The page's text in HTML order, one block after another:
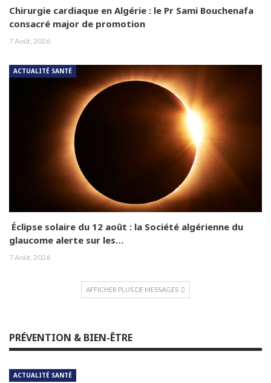
Chirurgie cardiaque en Algérie : le Pr Sami Bouchenafa
consacré major de promotion
7 Août, 2026
ACTUALITÉ SANTÉ
Éclipse solaire du 12 août : la Société algérienne du
glaucome alerte sur les…
7 Août, 2026
AFFICHER PLUS DE MESSAGES
PRÉVENTION & BIEN-ÊTRE
ACTUALITÉ SANTÉ